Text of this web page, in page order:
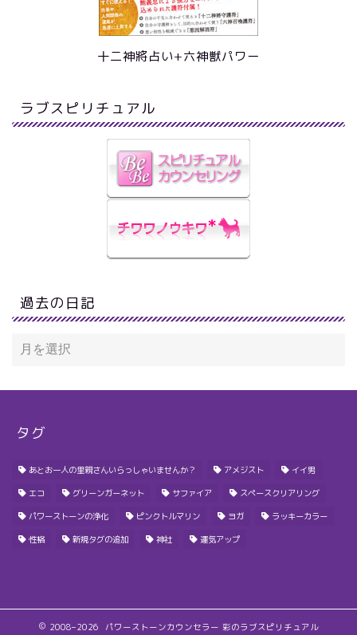
十二神將占い+六神獣パワー
ラブスピリチュアル
過去の日記
タグ
あとお一人の里親さんいらっしゃいませんか？ アメジスト イイ男
エコ グリーンガーネット サファイア スペースクリアリング
パワーストーンの浄化 ピンクトルマリン ヨガ ラッキーカラー
性格 新規タグの追加 神社 運気アップ
2008–2026 パワーストーンカウンセラー 彩のラブスピリチュアル